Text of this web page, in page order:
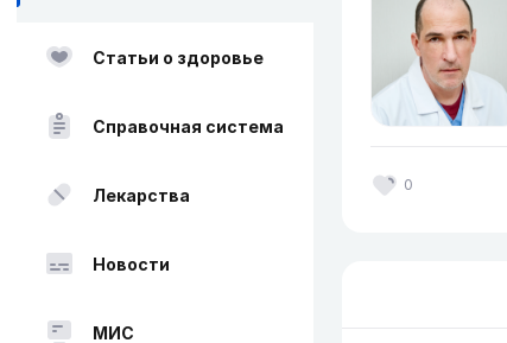
Статьи о здоровье
Справочная система
Лекарства
Новости
МИС
0